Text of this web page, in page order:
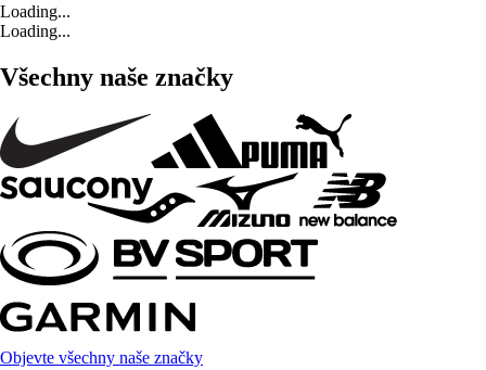
Loading...
Loading...
Všechny naše značky
Objevte všechny naše značky